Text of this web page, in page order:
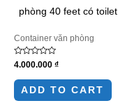
phòng 40 feet có toilet
Container văn phòng
Rated
0
out
of
4.000.000 ₫
ADD TO CART